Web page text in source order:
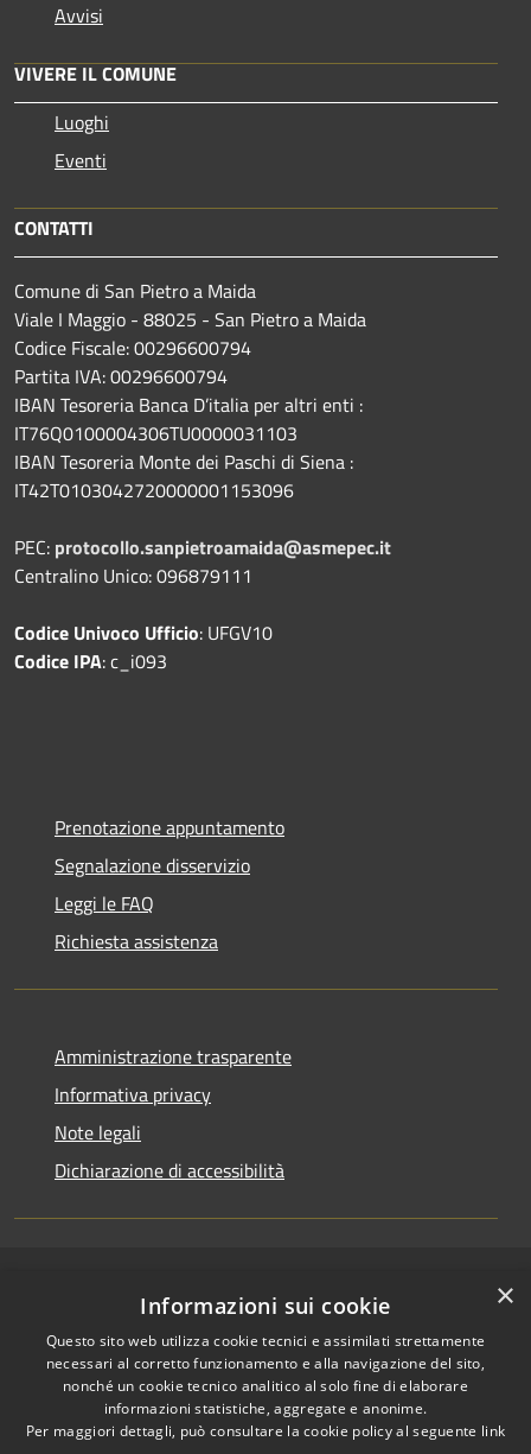
Avvisi
VIVERE IL COMUNE
Luoghi
Eventi
CONTATTI
Comune di San Pietro a Maida
Viale I Maggio - 88025 - San Pietro a Maida
Codice Fiscale: 00296600794
Partita IVA: 00296600794
IBAN Tesoreria Banca D’italia per altri enti :
IT76Q0100004306TU0000031103
IBAN Tesoreria Monte dei Paschi di Siena :
IT42T0103042720000001153096
PEC: protocollo.sanpietroamaida@asmepec.it
Centralino Unico: 096879111
Codice Univoco Ufficio: UFGV10
Codice IPA: c_i093
Prenotazione appuntamento
Segnalazione disservizio
Leggi le FAQ
Richiesta assistenza
Amministrazione trasparente
Informativa privacy
Note legali
Dichiarazione di accessibilità
Privacy
Cookie
Mappa del sito
Accesso Email ordinaria
Copyright © 2026 • Comune di
San Pietro a Maida • Powered
byMunicipium•Accesso
redazione
×
Informazioni sui cookie
Questo sito web utilizza cookie tecnici e assimilati strettamente
necessari al corretto funzionamento e alla navigazione del sito,
nonché un cookie tecnico analitico al solo fine di elaborare
informazioni statistiche, aggregate e anonime.
Per maggiori dettagli, può consultare la cookie policy al seguente link